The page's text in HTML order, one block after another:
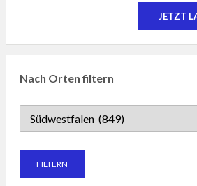
JETZT
Nach Orten filtern